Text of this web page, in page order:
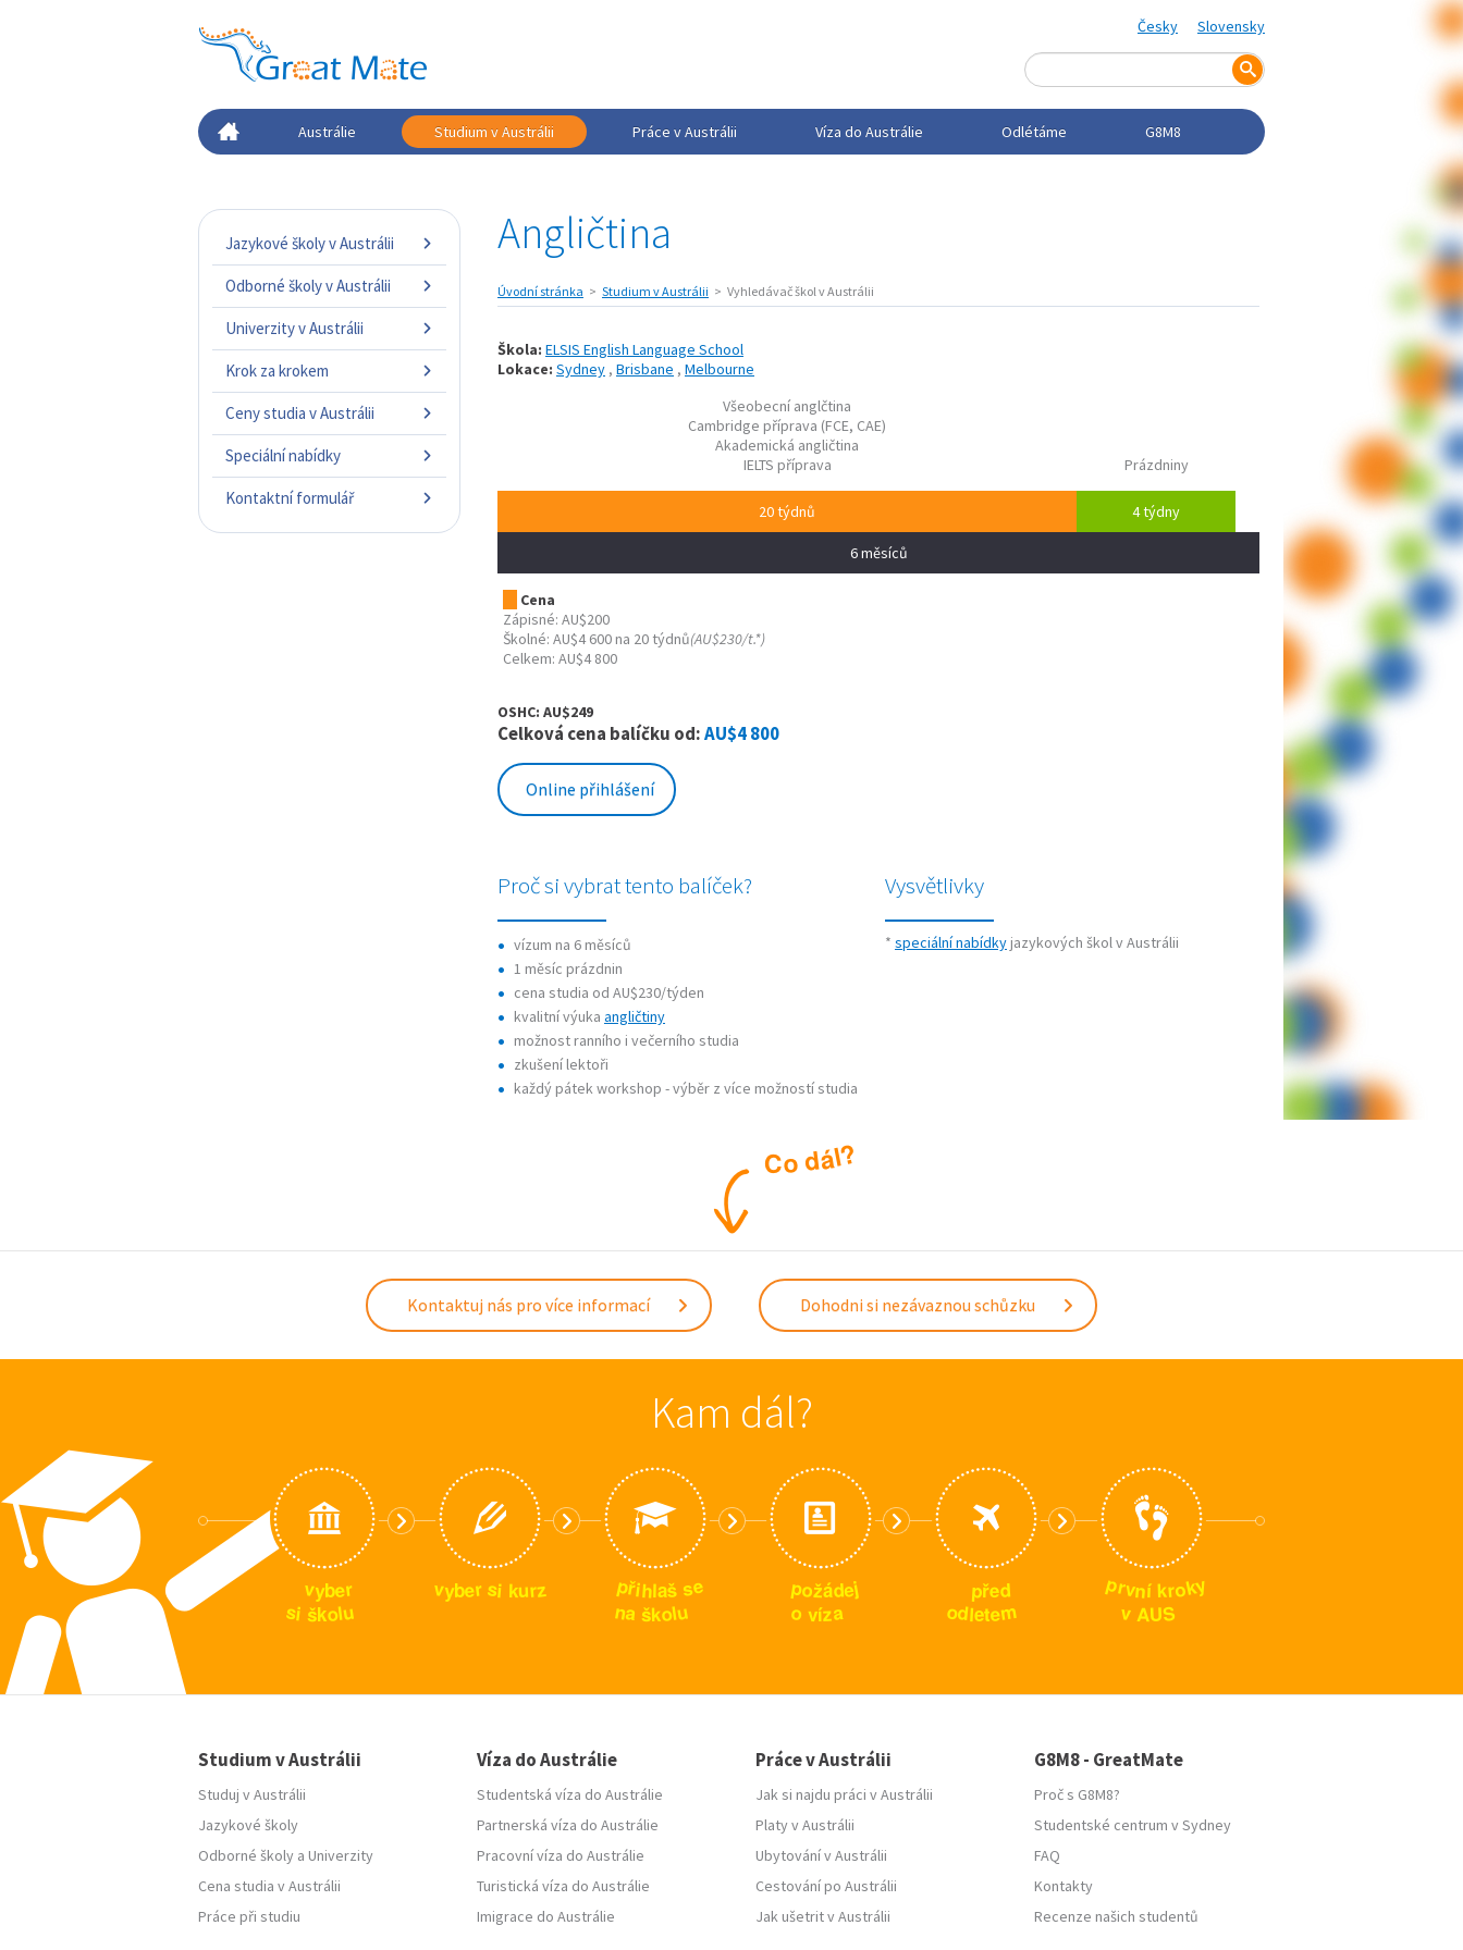
Česky Slovensky
Austrálie Studium v Austrálii Práce v Austrálii Víza do Austrálie Odlétáme G8M8
Jazykové školy v Austrálii
Odborné školy v Austrálii
Univerzity v Austrálii
Krok za krokem
Ceny studia v Austrálii
Speciální nabídky
Kontaktní formulář
Angličtina
Úvodní stránka Studium v Austrálii Vyhledávač škol v Austrálii
Škola: ELSIS English Language School
Lokace: Sydney , Brisbane , Melbourne
Všeobecní anglčtina
Cambridge příprava (FCE, CAE)
Akademická angličtina
IELTS příprava
Prázdniny
20 týdnů 4 týdny
6 měsíců
Cena
Zápisné: AU$200
Školné: AU$4 600 na 20 týdnů(AU$230/t.*)
Celkem: AU$4 800
OSHC: AU$249
Celková cena balíčku od:AU$4 800
Online přihlášení
Proč si vybrat tento balíček?
vízum na 6 měsíců
1 měsíc prázdnin
cena studia od AU$230/týden
kvalitní výuka angličtiny
možnost ranního i večerního studia
zkušení lektoři
každý pátek workshop - výběr z více možností studia
Vysvětlivky
* speciální nabídkyjazykových škol v Austrálii
Co dál?
Kontaktuj nás pro více informací Dohodni si nezávaznou schůzku
Kam dál?
vyber
si školu
vyber si kurz přihlaš se
na školu
požádej
o víza
před
odletem
první kroky
v AUS
Studium v Austrálii
Studuj v Austrálii
Jazykové školy
Odborné školy a Univerzity
Cena studia v Austrálii
Práce při studiu
Víza do Austrálie
Studentská víza do Austrálie
Partnerská víza do Austrálie
Pracovní víza do Austrálie
Turistická víza do Austrálie
Imigrace do Austrálie
Práce v Austrálii
Jak si najdu práci v Austrálii
Platy v Austrálii
Ubytování v Austrálii
Cestování po Austrálii
Jak ušetrit v Austrálii
G8M8 - GreatMate
Proč s G8M8?
Studentské centrum v Sydney
FAQ
Kontakty
Recenze našich studentů